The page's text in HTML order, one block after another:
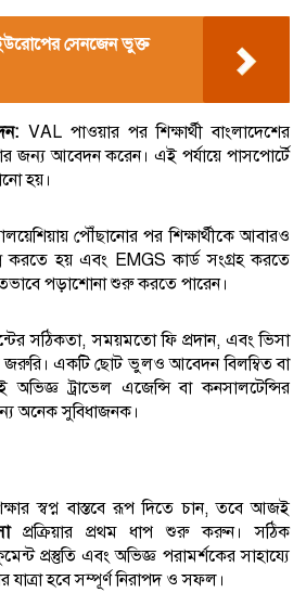
সেনজেন ভুক্ত
VAL পাওয়ার পর শিক্ষার্থী বাংলাদেশের
জন্য আবেদন করেন। এই পর্যায়ে পাসপোর্টে
হয়।
পৌঁছানোর পর শিক্ষার্থীকে আবারও
করতে হয় এবং EMGS কার্ড সংগ্রহ করতে
পড়াশোনা শুরু করতে পারেন।
সঠিকতা, সময়মতো ফি প্রদান, এবং ভিসা
জরুরি। একটি ছোট ভুলও আবেদন বিলম্বিত বা
ট্রাভেল এজেন্সি বা কনসালটেন্সির
অনেক সুবিধাজনক।
স্বপ্ন বাস্তবে রূপ দিতে চান, তবে আজই
প্রক্রিয়ার প্রথম ধাপ শুরু করুন। সঠিক
প্রস্তুতি এবং অভিজ্ঞ পরামর্শকের সাহায্যে
হবে সম্পূর্ণ নিরাপদ ও সফল।